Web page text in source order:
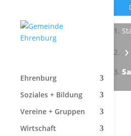
Ehrenburg
Soziales + Bildung
Vereine + Gruppen
Wirtschaft
›